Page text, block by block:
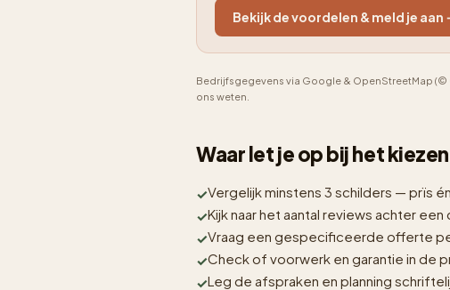
Bekijk de voordelen & meld je aan
Bedrijfsgegevens via Google & OpenStreetMap
ons weten.
Waar let je op bij het
Vergelijk minstens 3 schilders — prïs
Kijk naar het aantal reviews achter
Vraag een gespecificeerde offerte
Check of voorwerk en garantie in de
Leg de afspraken en planning